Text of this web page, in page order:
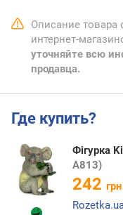
Описание
интернет-
уточняйте всю
продавца.
Где купить?
Фігурка
A813)
242